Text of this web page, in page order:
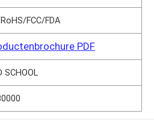
FCC/FDA
PDF
SCHOOL